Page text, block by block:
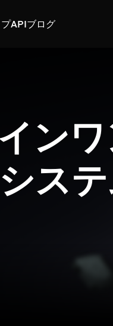
APIブログ
ンワ
ス